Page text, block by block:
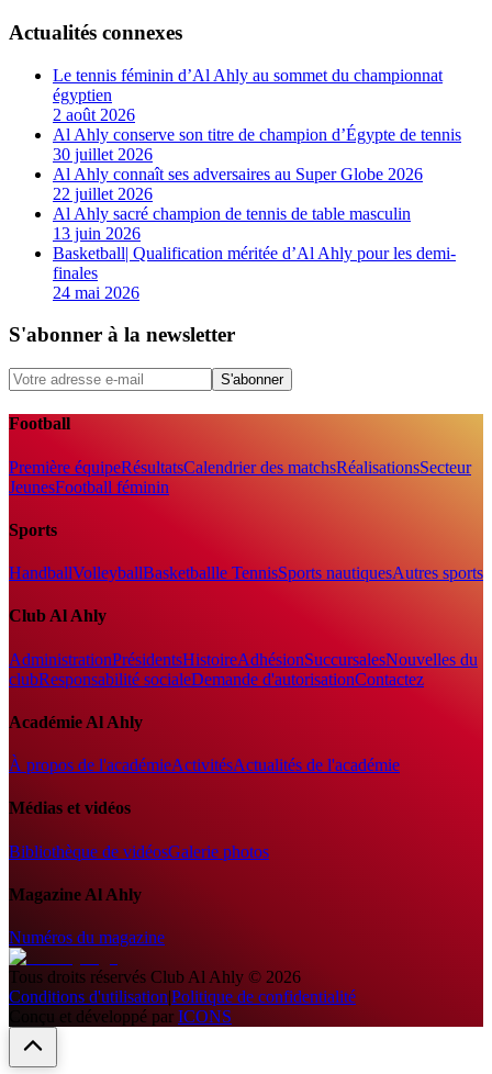
Actualités connexes
Le tennis féminin d’Al Ahly au sommet du championnat
égyptien
2 août 2026
Al Ahly conserve son titre de champion d’Égypte de tennis
30 juillet 2026
Al Ahly connaît ses adversaires au Super Globe 2026
22 juillet 2026
Al Ahly sacré champion de tennis de table masculin
13 juin 2026
Basketball| Qualification méritée d’Al Ahly pour les demi-
finales
24 mai 2026
S'abonner à la newsletter
S'abonner
Football
Première équipeRésultatsCalendrier des matchsRéalisationsSecteur
JeunesFootball féminin
Sports
HandballVolleyballBasketballle TennisSports nautiquesAutres sports
Club Al Ahly
AdministrationPrésidentsHistoireAdhésionSuccursalesNouvelles du
clubResponsabilité socialeDemande d'autorisationContactez
Académie Al Ahly
À propos de l'académieActivitésActualités de l'académie
Médias et vidéos
Bibliothèque de vidéosGalerie photos
Magazine Al Ahly
Numéros du magazine
Tous droits réservés Club Al Ahly © 2026
Conditions d'utilisation|Politique de confidentialité
Conçu et développé par ICONS